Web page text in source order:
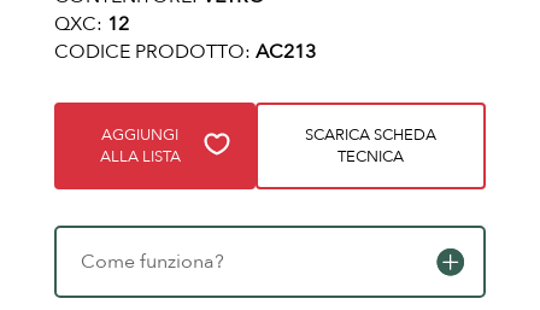
QXC: 12
CODICE PRODOTTO: AC213
AGGIUNGI
ALLA LISTA
SCARICA SCHEDA
TECNICA
Come funziona?